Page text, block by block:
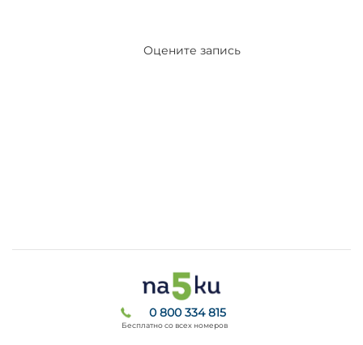
Оцените запись
0 800 334 815
Бесплатно со всех номеров